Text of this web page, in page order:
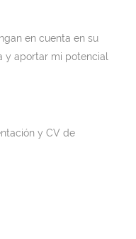
en cuenta en su
y aportar mi potencial
y CV de